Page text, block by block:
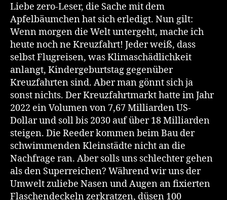
Liebe zero-Leser, die Sache mit dem
Apfelbäumchen hat sich erledigt. Nun gilt:
Wenn morgen die Welt untergeht, mache ich
heute noch ne Kreuzfahrt! Jeder weiß, dass
selbst Flugreisen, was Klimaschädlichkeit
anlangt, Kindergeburtstag gegenüber
Kreuzfahrten sind. Aber man gönnt sich ja
sonst nichts. Der Kreuzfahrtmarkt hatte im Jahr
2022 ein Volumen von 7,67 Milliarden US-
Dollar und soll bis 2030 auf über 18 Milliarden
steigen. Die Reeder kommen beim Bau der
schwimmenden Kleinstädte nicht an die
Nachfrage ran. Aber solls uns schlechter gehen
als den Superreichen? Während wir uns der
Umwelt zuliebe Nasen und Augen an fixierten
Flaschendeckeln zerkratzen, düsen 100